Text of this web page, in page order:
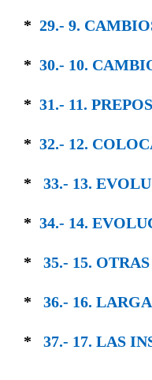
* 29.- 9.
* 30.- 10.
* 31.- 11.
* 32.- 12.
* 33.- 13.
* 34.- 14.
* 35.- 15.
* 36.- 16.
* 37.- 17. LAS